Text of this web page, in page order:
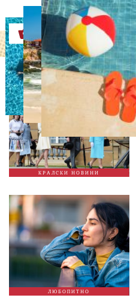
Оферти
КРАЛСКИ НОВИНИ
ЛЮБОПИТНО